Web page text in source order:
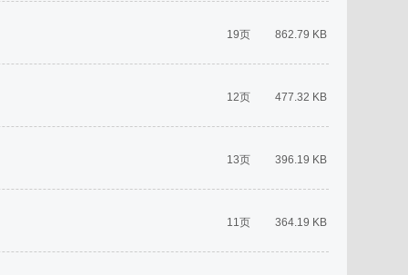
862.79 KB
19页
477.32 KB
12页
396.19 KB
13页
364.19 KB
11页